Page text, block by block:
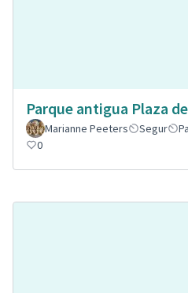
Parque antigua Plaza
Marianne Peeters
Segur
0